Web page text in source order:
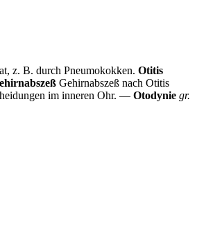
z. B. durch Pneumokokken. Otitis
Gehirnabszeß nach Otitis
im inneren Ohr. — Otodynie gr.